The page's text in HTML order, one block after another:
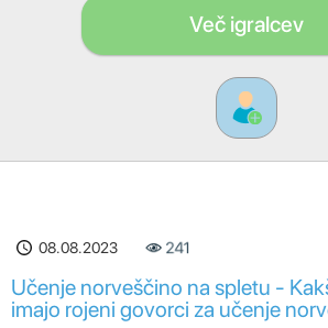
Več igralcev
08.08.2023 241
Učenje norveščino na spletu -
imajo rojeni govorci za učenje